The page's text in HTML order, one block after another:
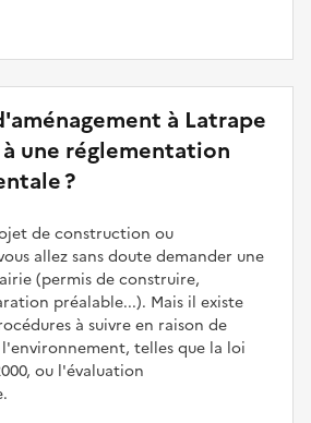
à Latrape
une réglementation
?
de construction ou
allez sans doute demander une
(permis de construire,
préalable...). Mais il existe
à suivre en raison de
telles que la loi
ou l'évaluation